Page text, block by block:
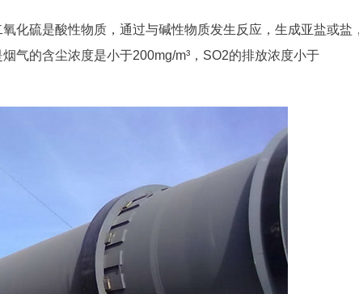
化硫是酸性物质，通过与碱性物质发生反应，生成亚盐或盐，
气的含尘浓度是小于200mg/m³，SO2的排放浓度小于